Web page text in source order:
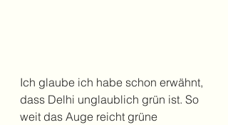
Ich glaube ich habe schon erwähnt,
dass Delhi unglaublich grün ist. So
weit das Auge reicht grüne